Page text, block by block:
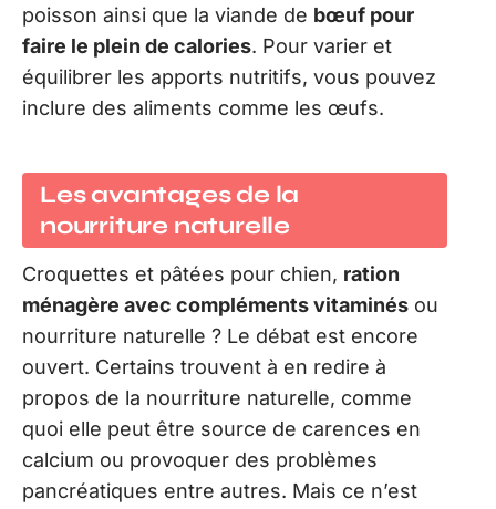
poisson ainsi que la viande de bœuf pour
faire le plein de calories. Pour varier et
équilibrer les apports nutritifs, vous pouvez
inclure des aliments comme les œufs.
Les avantages de la
nourriture naturelle
Croquettes et pâtées pour chien, ration
ménagère avec compléments vitaminés ou
nourriture naturelle ? Le débat est encore
ouvert. Certains trouvent à en redire à
propos de la nourriture naturelle, comme
quoi elle peut être source de carences en
calcium ou provoquer des problèmes
pancréatiques entre autres. Mais ce n’est